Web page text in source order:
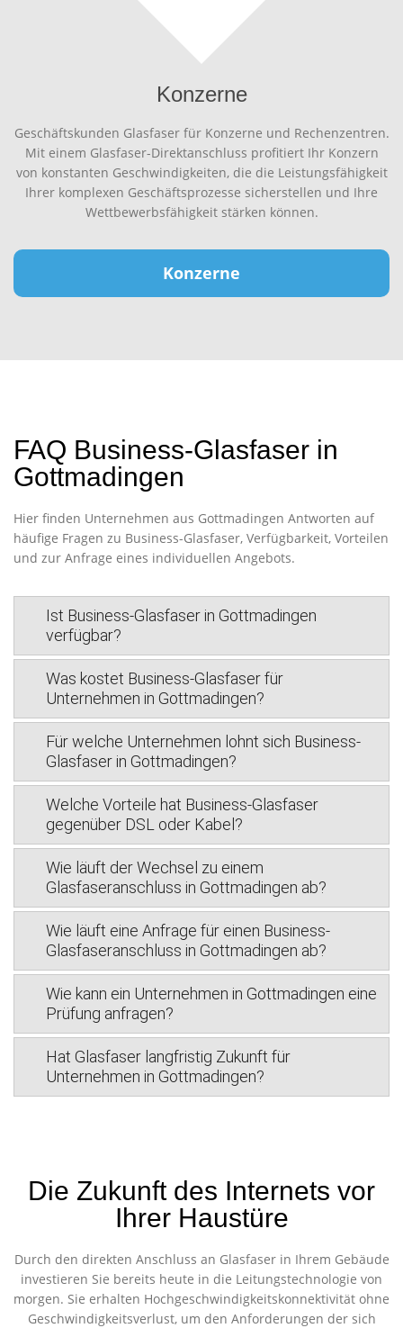
Konzerne
Geschäftskunden Glasfaser für Konzerne und Rechenzentren.
Mit einem Glasfaser-Direktanschluss profitiert Ihr Konzern
von konstanten Geschwindigkeiten, die die Leistungsfähigkeit
Ihrer komplexen Geschäftsprozesse sicherstellen und Ihre
Wettbewerbsfähigkeit stärken können.
Konzerne
FAQ Business-Glasfaser in
Gottmadingen
Hier finden Unternehmen aus Gottmadingen Antworten auf
häufige Fragen zu Business-Glasfaser, Verfügbarkeit, Vorteilen
und zur Anfrage eines individuellen Angebots.
Ist Business-Glasfaser in Gottmadingen
verfügbar?
Was kostet Business-Glasfaser für
Unternehmen in Gottmadingen?
Für welche Unternehmen lohnt sich Business-
Glasfaser in Gottmadingen?
Welche Vorteile hat Business-Glasfaser
gegenüber DSL oder Kabel?
Wie läuft der Wechsel zu einem
Glasfaseranschluss in Gottmadingen ab?
Wie läuft eine Anfrage für einen Business-
Glasfaseranschluss in Gottmadingen ab?
Wie kann ein Unternehmen in Gottmadingen eine
Prüfung anfragen?
Hat Glasfaser langfristig Zukunft für
Unternehmen in Gottmadingen?
Die Zukunft des Internets vor
Ihrer Haustüre
Durch den direkten Anschluss an Glasfaser in Ihrem Gebäude
investieren Sie bereits heute in die Leitungstechnologie von
morgen. Sie erhalten Hochgeschwindigkeitskonnektivität ohne
Geschwindigkeitsverlust, um den Anforderungen der sich